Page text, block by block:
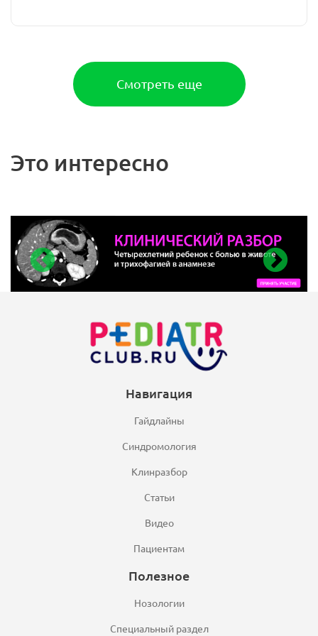
Смотреть еще
Это интересно
Навигация
Гайдлайны
Синдромология
Клинразбор
Статьи
Видео
Пациентам
Полезное
Нозологии
Специальный раздел